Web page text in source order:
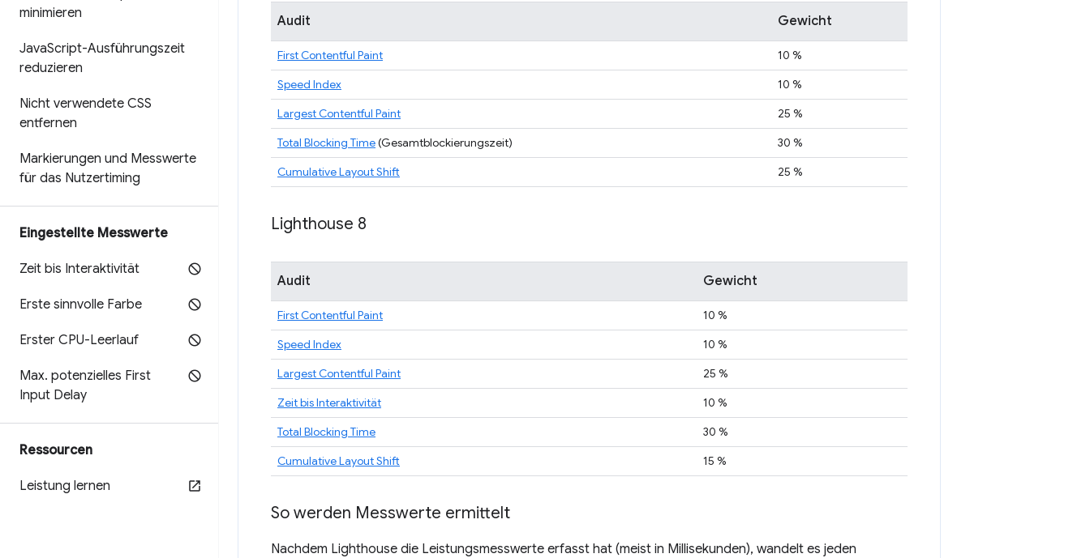
minimieren
JavaScript-Ausführungszeit
reduzieren
Nicht verwendete CSS
entfernen
Markierungen und Messwerte
für das Nutzertiming
Eingestellte Messwerte
Zeit bis Interaktivität
Erste sinnvolle Farbe
Erster CPU-Leerlauf
Max. potenzielles First
Input Delay
Ressourcen
Leistung lernen
Audit Gewicht
First Contentful Paint
10 %
Speed Index
10 %
Largest Contentful Paint
25 %
Total Blocking Time(Gesamtblockierungszeit)
30 %
Cumulative Layout Shift
25 %
Lighthouse 8
Audit Gewicht
First Contentful Paint
10 %
Speed Index
10 %
Largest Contentful Paint
25 %
Zeit bis Interaktivität
10 %
Total Blocking Time
30 %
Cumulative Layout Shift
15 %
So werden Messwerte ermittelt
Nachdem Lighthouse die Leistungsmesswerte erfasst hat (meist in Millisekunden), wandelt es jeden